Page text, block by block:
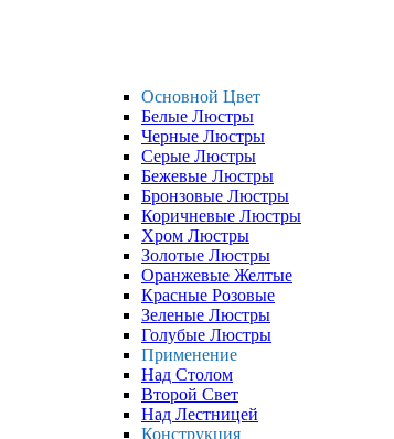
Основной Цвет
Белые Люстры
Черные Люстры
Серые Люстры
Бежевые Люстры
Бронзовые Люстры
Коричневые Люстры
Хром Люстры
Золотые Люстры
Оранжевые Желтые
Красные Розовые
Зеленые Люстры
Голубые Люстры
Применение
Над Столом
Второй Свет
Над Лестницей
Конструкция